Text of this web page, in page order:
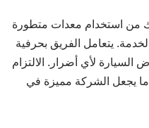
من استخدام معدات متطورة
يتعامل الفريق بحرفية
لأي أضرار. الالتزام
ما يجعل الشركة مميزة في